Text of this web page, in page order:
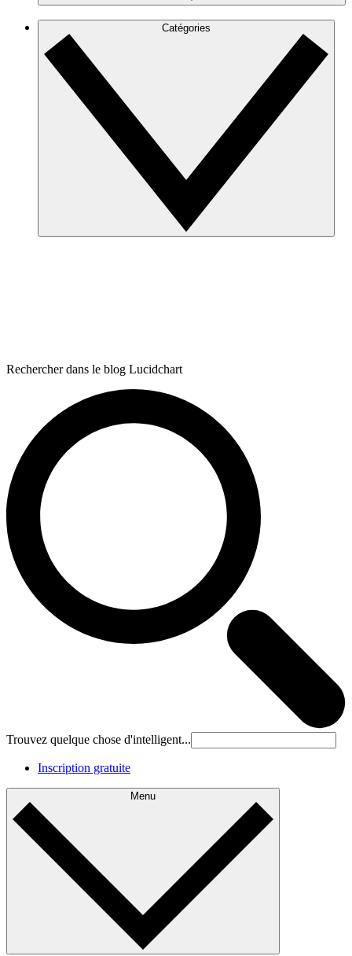
Catégories
Rechercher dans le blog Lucidchart
Trouvez quelque chose d'intelligent...
Inscription gratuite
Menu